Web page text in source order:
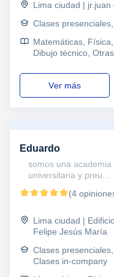
Lima ciudad |
Clases
Matemáticas,
Dibujo técnico,
cursos, Primaria,
ver más
Eduardo
somos una
universitaria y preu...
(4
Lima ciudad |
Felipe Jesús María
Clases
Clases in-company